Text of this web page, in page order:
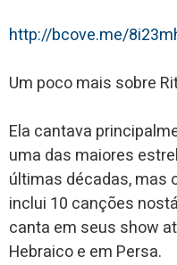
http://bcove.me/
Um poco mais sobre
Ela cantava
uma das maiores
últimas décadas, mas
inclui 10 canções
canta em seus show
Hebraico e em Persa.